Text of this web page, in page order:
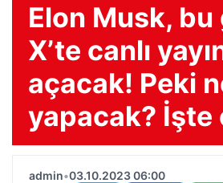
Elon Musk, bu
X’te canlı
açacak! Peki
yapacak? İşte
admin•03.10.2023 06:00